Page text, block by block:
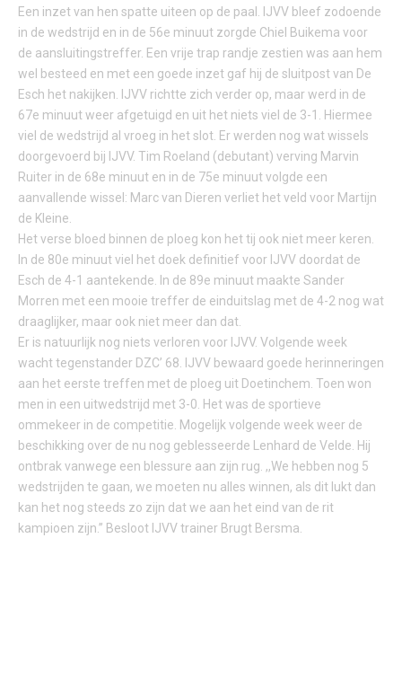
Een inzet van hen spatte uiteen op de paal. IJVV bleef zodoende
in de wedstrijd en in de 56e minuut zorgde Chiel Buikema voor
de aansluitingstreffer. Een vrije trap randje zestien was aan hem
wel besteed en met een goede inzet gaf hij de sluitpost van De
Esch het nakijken. IJVV richtte zich verder op, maar werd in de
67e minuut weer afgetuigd en uit het niets viel de 3-1. Hiermee
viel de wedstrijd al vroeg in het slot. Er werden nog wat wissels
doorgevoerd bij IJVV. Tim Roeland (debutant) verving Marvin
Ruiter in de 68e minuut en in de 75e minuut volgde een
aanvallende wissel: Marc van Dieren verliet het veld voor Martijn
de Kleine.
Het verse bloed binnen de ploeg kon het tij ook niet meer keren.
In de 80e minuut viel het doek definitief voor IJVV doordat de
Esch de 4-1 aantekende. In de 89e minuut maakte Sander
Morren met een mooie treffer de einduitslag met de 4-2 nog wat
draaglijker, maar ook niet meer dan dat.
Er is natuurlijk nog niets verloren voor IJVV. Volgende week
wacht tegenstander DZC’ 68. IJVV bewaard goede herinneringen
aan het eerste treffen met de ploeg uit Doetinchem. Toen won
men in een uitwedstrijd met 3-0. Het was de sportieve
ommekeer in de competitie. Mogelijk volgende week weer de
beschikking over de nu nog geblesseerde Lenhard de Velde. Hij
ontbrak vanwege een blessure aan zijn rug. ,,We hebben nog 5
wedstrijden te gaan, we moeten nu alles winnen, als dit lukt dan
kan het nog steeds zo zijn dat we aan het eind van de rit
kampioen zijn.’’ Besloot IJVV trainer Brugt Bersma.